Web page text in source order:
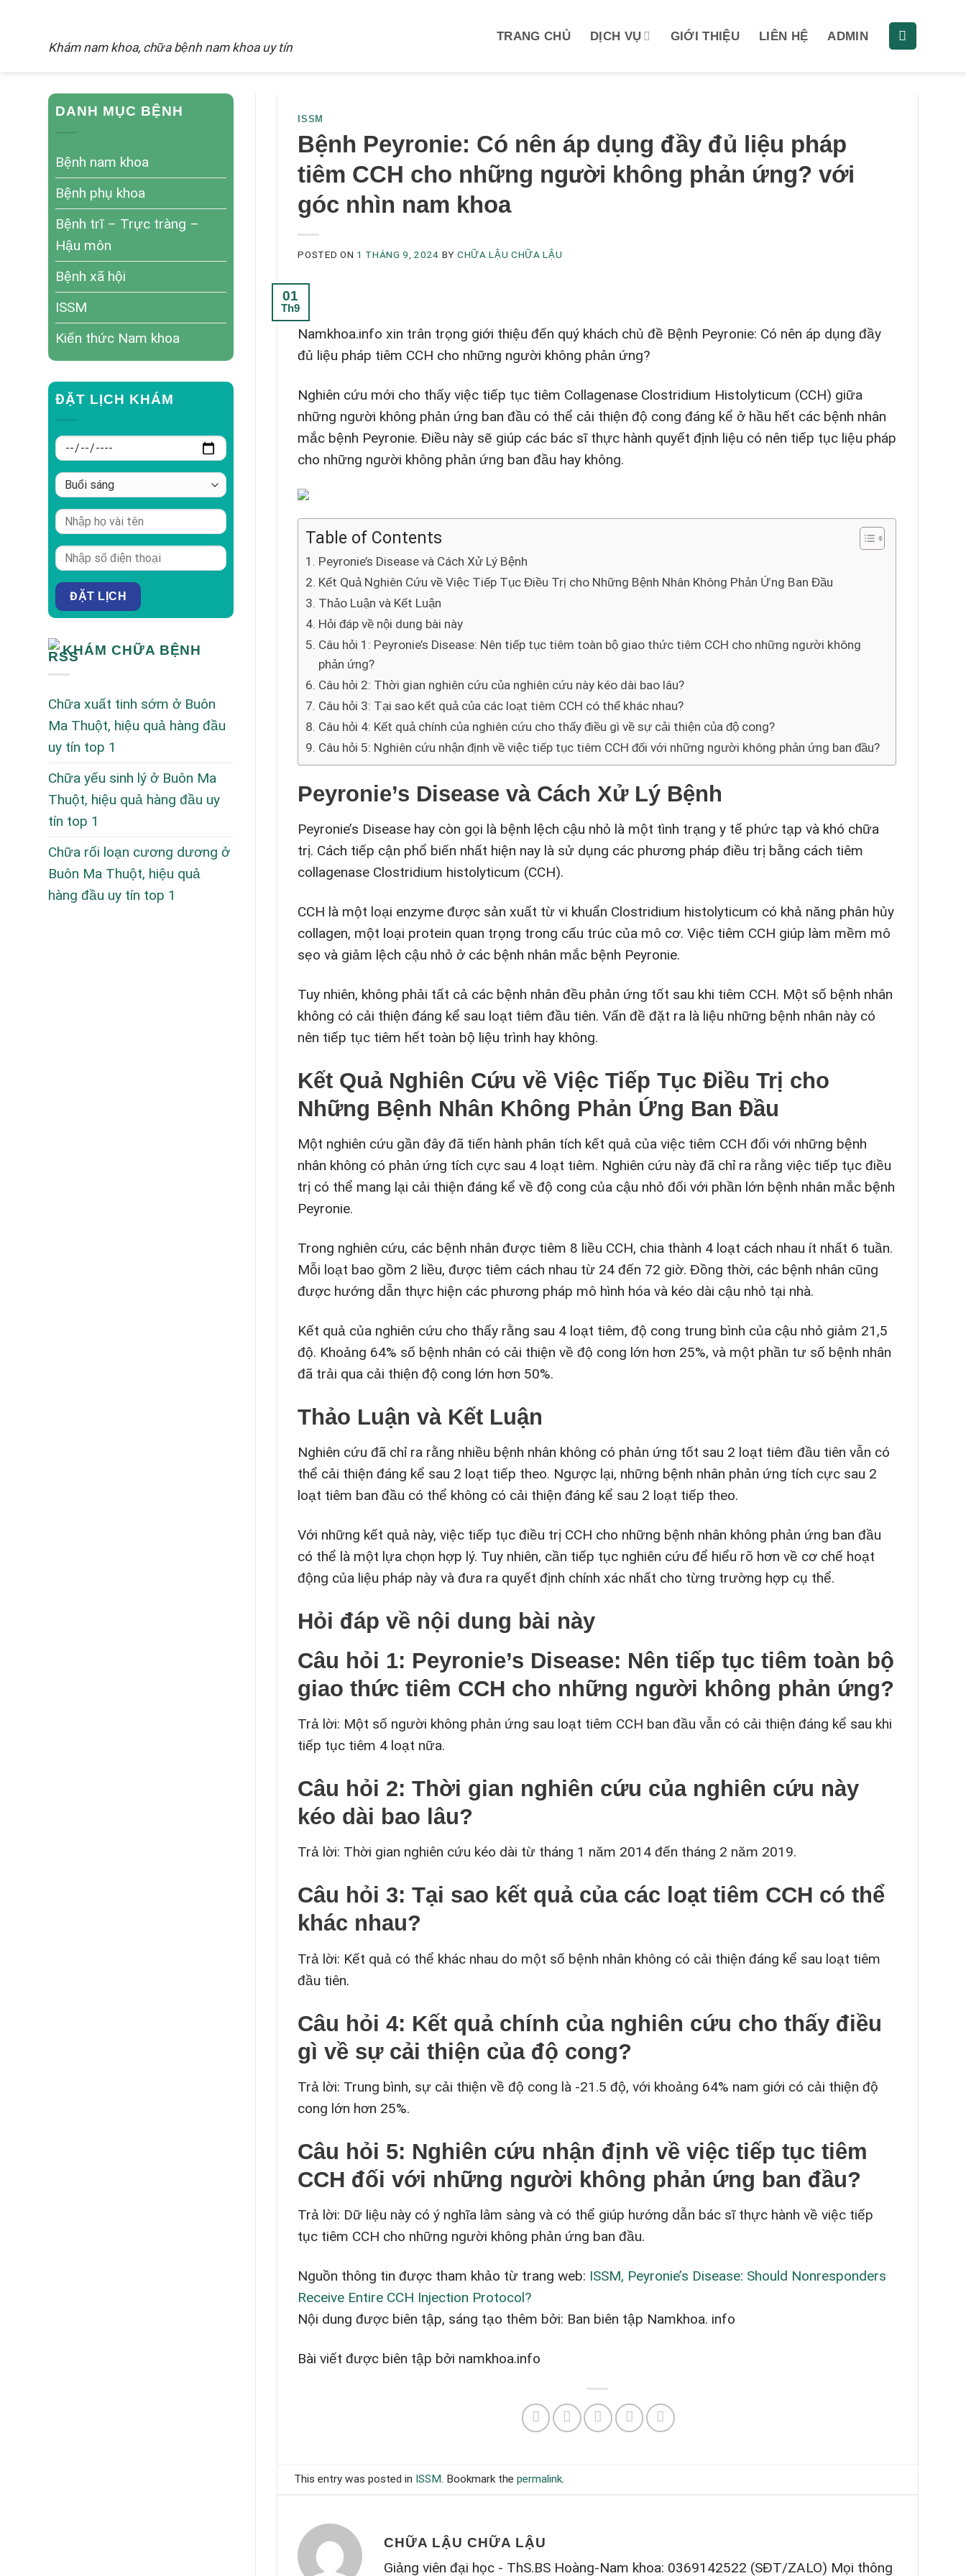
Khám nam khoa, chữa bệnh nam khoa uy tín
TRANG CHỦ DỊCH VỤ GIỚI THIỆU LIÊN HỆ ADMIN
DANH MỤC BỆNH
Bệnh nam khoa
Bệnh phụ khoa
Bệnh trĩ – Trực tràng –
Hậu môn
Bệnh xã hội
ISSM
Kiến thức Nam khoa
ĐẶT LỊCH KHÁM
KHÁM CHỮA BỆNH
Chữa xuất tinh sớm ở Buôn
Ma Thuột, hiệu quả hàng đầu
uy tín top 1
Chữa yếu sinh lý ở Buôn Ma
Thuột, hiệu quả hàng đầu uy
tín top 1
Chữa rối loạn cương dương ở
Buôn Ma Thuột, hiệu quả
hàng đầu uy tín top 1
ISSM
Bệnh Peyronie: Có nên áp dụng đầy đủ liệu pháp
tiêm CCH cho những người không phản ứng? với
góc nhìn nam khoa
POSTED ON 1 THÁNG 9, 2024 BY CHỮA LẬU CHỮA LẬU
01
Th9
Namkhoa.info xin trân trọng giới thiệu đến quý khách chủ đề Bệnh Peyronie: Có nên áp dụng đầy
đủ liệu pháp tiêm CCH cho những người không phản ứng?
Nghiên cứu mới cho thấy việc tiếp tục tiêm Collagenase Clostridium Histolyticum (CCH) giữa
những người không phản ứng ban đầu có thể cải thiện độ cong đáng kể ở hầu hết các bệnh nhân
mắc bệnh Peyronie. Điều này sẽ giúp các bác sĩ thực hành quyết định liệu có nên tiếp tục liệu pháp
cho những người không phản ứng ban đầu hay không.
Table of Contents
Peyronie’s Disease và Cách Xử Lý Bệnh
Kết Quả Nghiên Cứu về Việc Tiếp Tục Điều Trị cho Những Bệnh Nhân Không Phản Ứng Ban Đầu
Thảo Luận và Kết Luận
Hỏi đáp về nội dung bài này
Câu hỏi 1: Peyronie’s Disease: Nên tiếp tục tiêm toàn bộ giao thức tiêm CCH cho những người không
phản ứng?
Câu hỏi 2: Thời gian nghiên cứu của nghiên cứu này kéo dài bao lâu?
Câu hỏi 3: Tại sao kết quả của các loạt tiêm CCH có thể khác nhau?
Câu hỏi 4: Kết quả chính của nghiên cứu cho thấy điều gì về sự cải thiện của độ cong?
Câu hỏi 5: Nghiên cứu nhận định về việc tiếp tục tiêm CCH đối với những người không phản ứng ban đầu?
Peyronie’s Disease và Cách Xử Lý Bệnh
Peyronie’s Disease hay còn gọi là bệnh lệch cậu nhỏ là một tình trạng y tế phức tạp và khó chữa
trị. Cách tiếp cận phổ biến nhất hiện nay là sử dụng các phương pháp điều trị bằng cách tiêm
collagenase Clostridium histolyticum (CCH).
CCH là một loại enzyme được sản xuất từ vi khuẩn Clostridium histolyticum có khả năng phân hủy
collagen, một loại protein quan trọng trong cấu trúc của mô cơ. Việc tiêm CCH giúp làm mềm mô
sẹo và giảm lệch cậu nhỏ ở các bệnh nhân mắc bệnh Peyronie.
Tuy nhiên, không phải tất cả các bệnh nhân đều phản ứng tốt sau khi tiêm CCH. Một số bệnh nhân
không có cải thiện đáng kể sau loạt tiêm đầu tiên. Vấn đề đặt ra là liệu những bệnh nhân này có
nên tiếp tục tiêm hết toàn bộ liệu trình hay không.
Kết Quả Nghiên Cứu về Việc Tiếp Tục Điều Trị cho
Những Bệnh Nhân Không Phản Ứng Ban Đầu
Một nghiên cứu gần đây đã tiến hành phân tích kết quả của việc tiêm CCH đối với những bệnh
nhân không có phản ứng tích cực sau 4 loạt tiêm. Nghiên cứu này đã chỉ ra rằng việc tiếp tục điều
trị có thể mang lại cải thiện đáng kể về độ cong của cậu nhỏ đối với phần lớn bệnh nhân mắc bệnh
Peyronie.
Trong nghiên cứu, các bệnh nhân được tiêm 8 liều CCH, chia thành 4 loạt cách nhau ít nhất 6 tuần.
Mỗi loạt bao gồm 2 liều, được tiêm cách nhau từ 24 đến 72 giờ. Đồng thời, các bệnh nhân cũng
được hướng dẫn thực hiện các phương pháp mô hình hóa và kéo dài cậu nhỏ tại nhà.
Kết quả của nghiên cứu cho thấy rằng sau 4 loạt tiêm, độ cong trung bình của cậu nhỏ giảm 21,5
độ. Khoảng 64% số bệnh nhân có cải thiện về độ cong lớn hơn 25%, và một phần tư số bệnh nhân
đã trải qua cải thiện độ cong lớn hơn 50%.
Thảo Luận và Kết Luận
Nghiên cứu đã chỉ ra rằng nhiều bệnh nhân không có phản ứng tốt sau 2 loạt tiêm đầu tiên vẫn có
thể cải thiện đáng kể sau 2 loạt tiếp theo. Ngược lại, những bệnh nhân phản ứng tích cực sau 2
loạt tiêm ban đầu có thể không có cải thiện đáng kể sau 2 loạt tiếp theo.
Với những kết quả này, việc tiếp tục điều trị CCH cho những bệnh nhân không phản ứng ban đầu
có thể là một lựa chọn hợp lý. Tuy nhiên, cần tiếp tục nghiên cứu để hiểu rõ hơn về cơ chế hoạt
động của liệu pháp này và đưa ra quyết định chính xác nhất cho từng trường hợp cụ thể.
Hỏi đáp về nội dung bài này
Câu hỏi 1: Peyronie’s Disease: Nên tiếp tục tiêm toàn bộ
giao thức tiêm CCH cho những người không phản ứng?
Trả lời: Một số người không phản ứng sau loạt tiêm CCH ban đầu vẫn có cải thiện đáng kể sau khi
tiếp tục tiêm 4 loạt nữa.
Câu hỏi 2: Thời gian nghiên cứu của nghiên cứu này
kéo dài bao lâu?
Trả lời: Thời gian nghiên cứu kéo dài từ tháng 1 năm 2014 đến tháng 2 năm 2019.
Câu hỏi 3: Tại sao kết quả của các loạt tiêm CCH có thể
khác nhau?
Trả lời: Kết quả có thể khác nhau do một số bệnh nhân không có cải thiện đáng kể sau loạt tiêm
đầu tiên.
Câu hỏi 4: Kết quả chính của nghiên cứu cho thấy điều
gì về sự cải thiện của độ cong?
Trả lời: Trung bình, sự cải thiện về độ cong là -21.5 độ, với khoảng 64% nam giới có cải thiện độ
cong lớn hơn 25%.
Câu hỏi 5: Nghiên cứu nhận định về việc tiếp tục tiêm
CCH đối với những người không phản ứng ban đầu?
Trả lời: Dữ liệu này có ý nghĩa lâm sàng và có thể giúp hướng dẫn bác sĩ thực hành về việc tiếp
tục tiêm CCH cho những người không phản ứng ban đầu.
Nguồn thông tin được tham khảo từ trang web: ISSM, Peyronie’s Disease: Should Nonresponders
Receive Entire CCH Injection Protocol?
Nội dung được biên tập, sáng tạo thêm bởi: Ban biên tập Namkhoa. info
Bài viết được biên tập bởi namkhoa.info
This entry was posted in ISSM. Bookmark the permalink.
CHỮA LẬU CHỮA LẬU
Giảng viên đại học - ThS.BS Hoàng-Nam khoa: 0369142522 (SĐT/ZALO) Mọi thông